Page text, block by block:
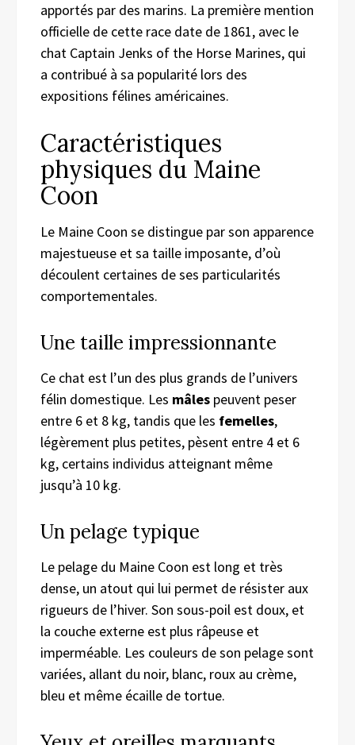
apportés par des marins. La première mention
officielle de cette race date de 1861, avec le
chat Captain Jenks of the Horse Marines, qui
a contribué à sa popularité lors des
expositions félines américaines.
Caractéristiques
physiques du Maine
Coon
Le Maine Coon se distingue par son apparence
majestueuse et sa taille imposante, d’où
découlent certaines de ses particularités
comportementales.
Une taille impressionnante
Ce chat est l’un des plus grands de l’univers
félin domestique. Les mâles peuvent peser
entre 6 et 8 kg, tandis que les femelles,
légèrement plus petites, pèsent entre 4 et 6
kg, certains individus atteignant même
jusqu’à 10 kg.
Un pelage typique
Le pelage du Maine Coon est long et très
dense, un atout qui lui permet de résister aux
rigueurs de l’hiver. Son sous-poil est doux, et
la couche externe est plus râpeuse et
imperméable. Les couleurs de son pelage sont
variées, allant du noir, blanc, roux au crème,
bleu et même écaille de tortue.